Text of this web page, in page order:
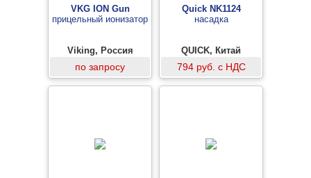
VKG ION Gun
прицельный ионизатор
Viking, Россия
по запросу
Quick NK1124
насадка
QUICK, Китай
794 руб. с НДС